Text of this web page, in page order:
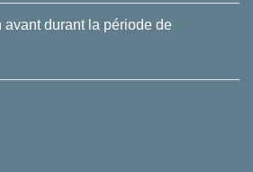
avant durant la période de